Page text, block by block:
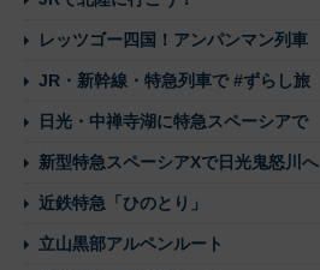
レッツゴー四国！アンパンマン列車
JR・新幹線・特急列車で #ずらし旅
日光・中禅寺湖に特急スペーシアで
新型特急スペーシアXで日光鬼怒川へ
近鉄特急「ひのとり」
立山黒部アルペンルート